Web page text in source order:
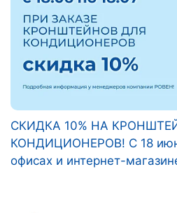
СКИДКА 10% НА
КОНДИЦИОНЕРОВ! С 18
офисах и интернет-